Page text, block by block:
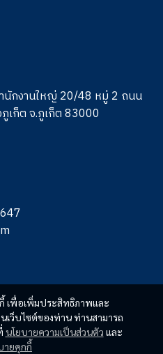
เพื่อเพิ่มประสิทธิภาพและ
เว็บไซต์ของท่าน ท่านสามารถ
นโยบายความเป็นส่วนตัว และ
ายคุกกี้
นักงานใหญ่ 20/48 หมู่ 2 ถนน
ภูเก็ต จ.ภูเก็ต 83000